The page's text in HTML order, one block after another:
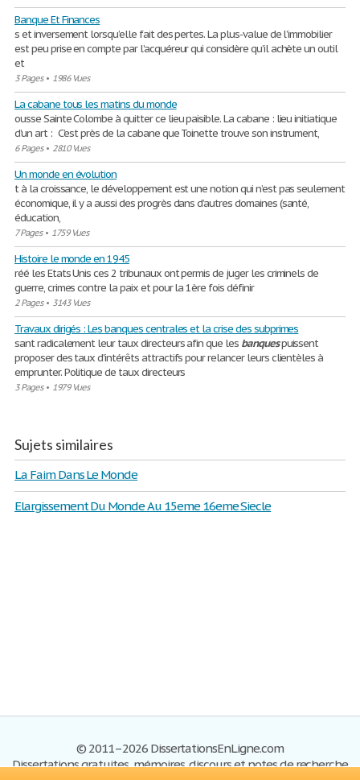
Banque Et Finances
s et inversement lorsqu’elle fait des pertes. La plus-value de l’immobilier
est peu prise en compte par l’acquéreur qui considère qu’il achète un outil
et
3 Pages• 1986 Vues
La cabane tous les matins du monde
ousse Sainte Colombe à quitter ce lieu paisible. La cabane : lieu initiatique
d’un art : C’est près de la cabane que Toinette trouve son instrument,
6 Pages• 2810 Vues
Un monde en évolution
t à la croissance, le développement est une notion qui n’est pas seulement
économique, il y a aussi des progrès dans d’autres domaines (santé,
éducation,
7 Pages• 1759 Vues
Histoire le monde en 1945
réé les Etats Unis ces 2 tribunaux ont permis de juger les criminels de
guerre, crimes contre la paix et pour la 1ère fois définir
2 Pages• 3143 Vues
Travaux dirigés : Les banques centrales et la crise des subprimes
sant radicalement leur taux directeurs afin que les banquespuissent
proposer des taux d'intérêts attractifs pour relancer leurs clientèles à
emprunter. Politique de taux directeurs
3 Pages• 1979 Vues
Sujets similaires
La Faim Dans Le Monde
Elargissement Du Monde Au 15eme 16eme Siecle
© 2011–2026 DissertationsEnLigne.com
Dissertations gratuites, mémoires, discours et notes de recherche